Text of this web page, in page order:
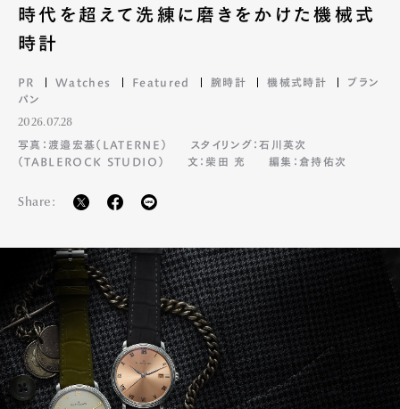
時代を超えて洗練に磨きをかけた機械式
時計
PR Watches Featured 腕時計 機械式時計
ブラン
パン
2026.07.28
写真：渡邉宏基（LATERNE）
スタイリング：石川英次
（TABLEROCK STUDIO）
文：柴田 充 編集：倉持佑次
Share: